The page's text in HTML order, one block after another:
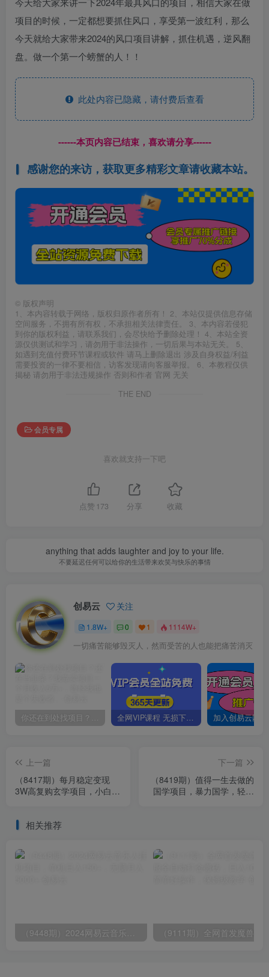
项目的时候，一定都想要抓住风口，享受第一波红利，那么
今天就给大家带来2024的风口项目讲解，抓住机遇，逆风翻
盘。做一个第一个螃蟹的人！！
此处内容已隐藏，请付费后查看
------本页内容已结束，喜欢请分享------
感谢您的来访，获取更多精彩文章请收藏本站。
© 版权声明
1、本内容转载于网络，版权归原作者所有！ 2、本站仅提供信息存储
空间服务，不拥有所有权，不承担相关法律责任。 3、本内容若侵犯
到你的版权利益，请联系我们，会尽快给予删除处理！ 4、本站全资
源仅供测试和学习，请勿用于非法操作，一切后果与本站无关。 5、
如遇到充值付费环节课程或软件 请马上删除退出 涉及自身权益/利益
需要投资的一律不要相信，访客发现请向客服举报。 6、本教程仅供
揭秘 请勿用于非法违规操作 否则和作者 官网 无关
THE END
会员专属
喜欢就支持一下吧
点赞 173 分享 收藏
anything that adds laughter and joy to your life.
不要延迟任何可以给你的生活带来欢笑与快乐的事情
创易云 关注
1.8W+ 0 1 1114W+
一切痛苦能够毁灭人，然而受苦的人也能把痛苦消灭
你还在到处找项目？还在当韭菜？我靠卖项目一个月收入5万+，曾经我也是个失败者。 全网VIP课程 无损下载~
上一篇
（8417期）每月稳定变现
3W高复购玄学项目，小白也
下一篇
（8419期）值得一生去做的
国学项目，暴力国学，轻松
相关推荐